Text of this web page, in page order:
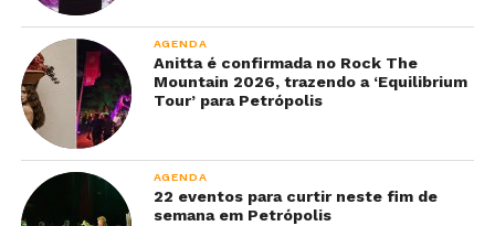
AGENDA
Anitta é confirmada no Rock The
Mountain 2026, trazendo a ‘Equilibrium
Tour’ para Petrópolis
AGENDA
22 eventos para curtir neste fim de
semana em Petrópolis